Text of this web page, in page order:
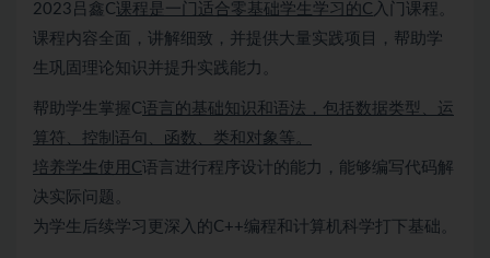
2023吕鑫C课程是一门适合零基础学生学习的C 入门课程。
课程内容全面，讲解细致，并提供大量实践项目，帮助学
生巩固理论知识并提升实践能力。
帮助学生掌握C语言的基础知识和语法，包括数据类型、运
算符、控制语句、函数、类和对象等。
培养学生使用C语言进行程序设计的能力，能够编写代码解
决实际问题。
为学生后续学习更深入的 C++编程和计算机科学打下基础。